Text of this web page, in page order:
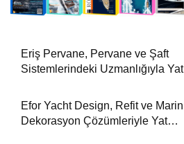
Eriş Pervane, Pervane ve Şaft
Sistemlerindeki Uzmanlığıyla Yat
Efor Yacht Design, Refit ve Marin
Dekorasyon Çözümleriyle Yat